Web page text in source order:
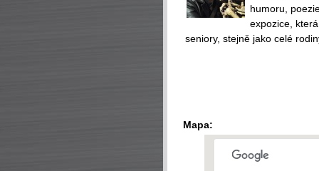
humoru,
expozice,
seniory, stejně jako celé
Mapa: